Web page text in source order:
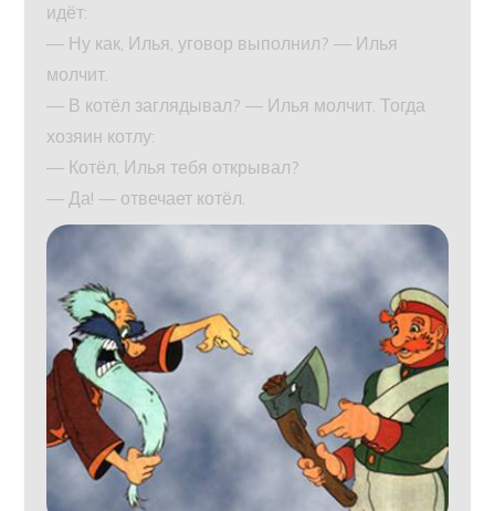
идёт:
— Ну как, Илья, уговор выполнил? — Илья
молчит.
— В котёл заглядывал? — Илья молчит. Тогда
хозяин котлу:
— Котёл, Илья тебя открывал?
— Да! — отвечает котёл.